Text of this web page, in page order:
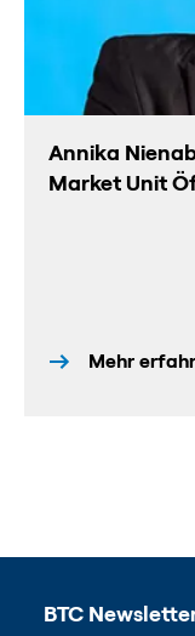
Annika
Market Unit
Mehr
BTC